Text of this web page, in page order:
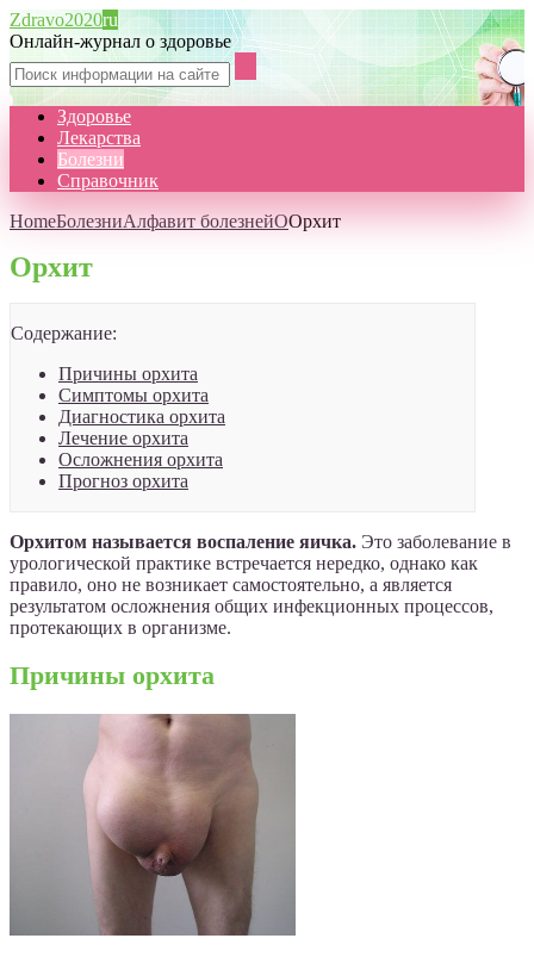
Zdravo2020ru
Онлайн-журнал о здоровье
Здоровье
Лекарства
Болезни
Справочник
HomeБолезниАлфавит болезнейООрхит
Орхит
Содержание:
Причины орхита
Симптомы орхита
Диагностика орхита
Лечение орхита
Осложнения орхита
Прогноз орхита
Орхитом называется воспаление яичка. Это заболевание в
урологической практике встречается нередко, однако как
правило, оно не возникает самостоятельно, а является
результатом осложнения общих инфекционных процессов,
протекающих в организме.
Причины орхита